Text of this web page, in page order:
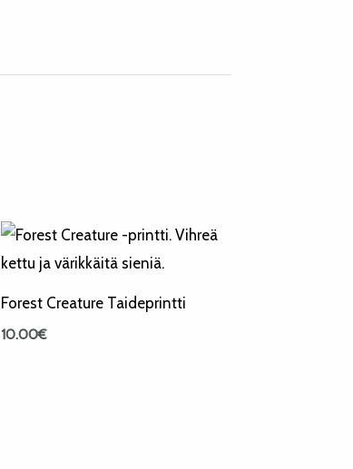
Forest Creature Taideprintti
10.00€